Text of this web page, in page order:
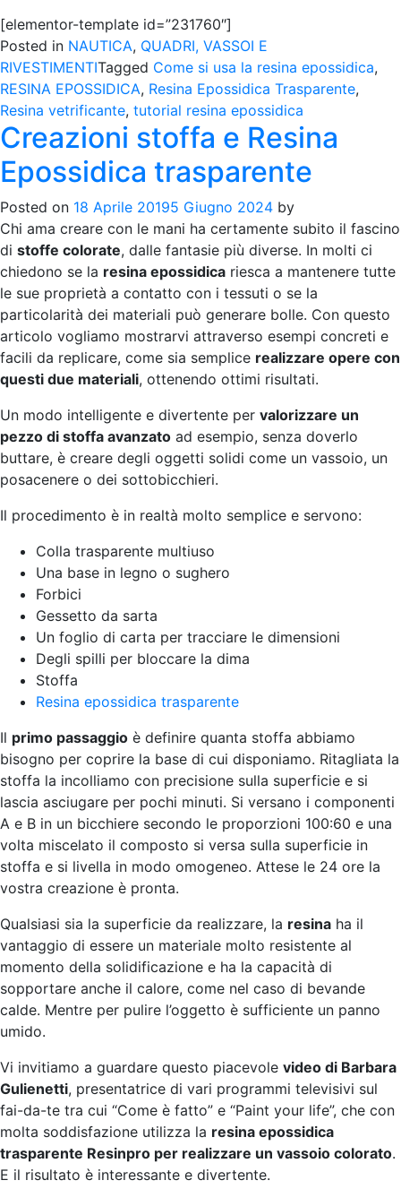
[elementor-template id=”231760″]
Posted in NAUTICA, QUADRI, VASSOI E
RIVESTIMENTITagged Come si usa la resina epossidica,
RESINA EPOSSIDICA, Resina Epossidica Trasparente,
Resina vetrificante, tutorial resina epossidica
Creazioni stoffa e Resina
Epossidica trasparente
Posted on 18 Aprile 20195 Giugno 2024 by
Chi ama creare con le mani ha certamente subito il fascino
di stoffe colorate, dalle fantasie più diverse. In molti ci
chiedono se la resina epossidica riesca a mantenere tutte
le sue proprietà a contatto con i tessuti o se la
particolarità dei materiali può generare bolle. Con questo
articolo vogliamo mostrarvi attraverso esempi concreti e
facili da replicare, come sia semplice realizzare opere con
questi due materiali, ottenendo ottimi risultati.
Un modo intelligente e divertente per valorizzare un
pezzo di stoffa avanzato ad esempio, senza doverlo
buttare, è creare degli oggetti solidi come un vassoio, un
posacenere o dei sottobicchieri.
Il procedimento è in realtà molto semplice e servono:
Colla trasparente multiuso
Una base in legno o sughero
Forbici
Gessetto da sarta
Un foglio di carta per tracciare le dimensioni
Degli spilli per bloccare la dima
Stoffa
Resina epossidica trasparente
Il primo passaggio è definire quanta stoffa abbiamo
bisogno per coprire la base di cui disponiamo. Ritagliata la
stoffa la incolliamo con precisione sulla superficie e si
lascia asciugare per pochi minuti. Si versano i componenti
A e B in un bicchiere secondo le proporzioni 100:60 e una
volta miscelato il composto si versa sulla superficie in
stoffa e si livella in modo omogeneo. Attese le 24 ore la
vostra creazione è pronta.
Qualsiasi sia la superficie da realizzare, la resina ha il
vantaggio di essere un materiale molto resistente al
momento della solidificazione e ha la capacità di
sopportare anche il calore, come nel caso di bevande
calde. Mentre per pulire l’oggetto è sufficiente un panno
umido.
Vi invitiamo a guardare questo piacevole video di Barbara
Gulienetti, presentatrice di vari programmi televisivi sul
fai-da-te tra cui “Come è fatto” e “Paint your life”, che con
molta soddisfazione utilizza la resina epossidica
trasparente Resinpro per realizzare un vassoio colorato.
E il risultato è interessante e divertente.